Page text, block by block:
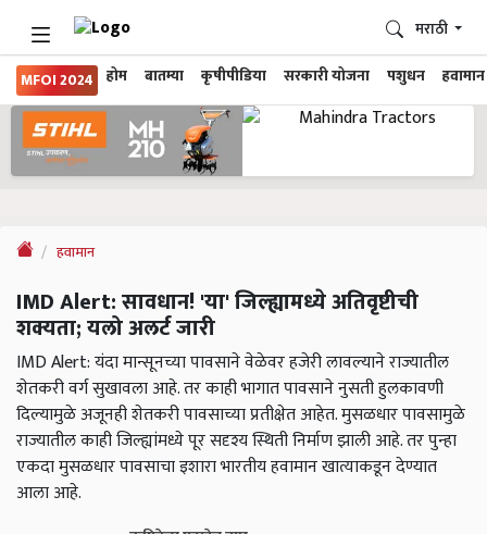
MFOI 2024 होम बातम्या कृषीपीडिया सरकारी योजना पशुधन हवामान
मराठी
हवामान
IMD Alert: सावधान! 'या' जिल्ह्यामध्ये अतिवृष्टीची
शक्यता; यलो अलर्ट जारी
IMD Alert: यंदा मान्सूनच्या पावसाने वेळेवर हजेरी लावल्याने राज्यातील
शेतकरी वर्ग सुखावला आहे. तर काही भागात पावसाने नुसती हुलकावणी
दिल्यामुळे अजूनही शेतकरी पावसाच्या प्रतीक्षेत आहेत. मुसळधार पावसामुळे
राज्यातील काही जिल्ह्यांमध्ये पूर सदृश्य स्थिती निर्माण झाली आहे. तर पुन्हा
एकदा मुसळधार पावसाचा इशारा भारतीय हवामान खात्याकडून देण्यात
आला आहे.